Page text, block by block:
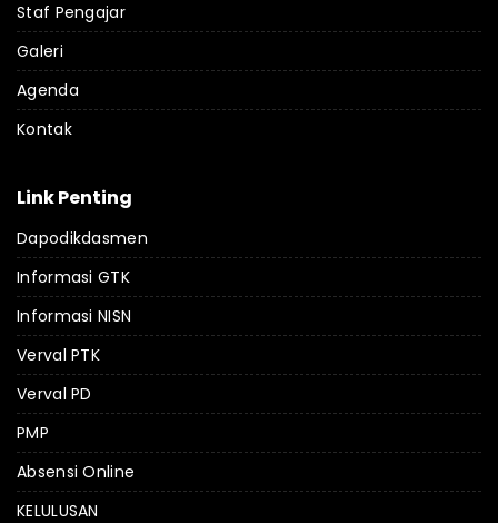
Staf Pengajar
Galeri
Agenda
Kontak
Link Penting
Dapodikdasmen
Informasi GTK
Informasi NISN
Verval PTK
Verval PD
PMP
Absensi Online
KELULUSAN